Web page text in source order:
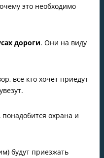
это необходимо
дороги. Они на виду
все кто хочет приедут
охрана и
будут приезжать